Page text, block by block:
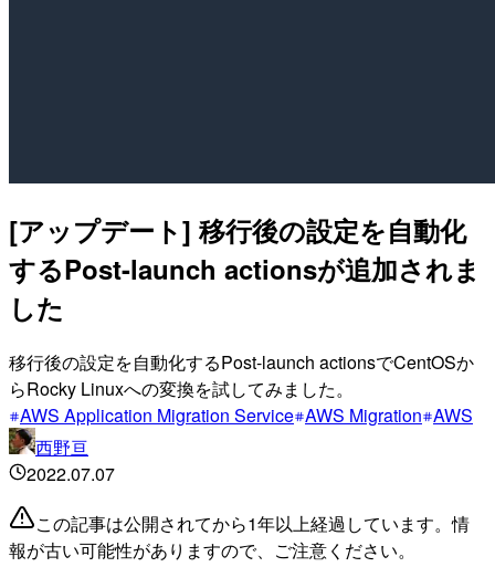
[アップデート] 移行後の設定を自動化
するPost-launch actionsが追加されま
した
移行後の設定を自動化するPost-launch actionsでCentOSか
らRocky Linuxへの変換を試してみました。
AWS Application Migration Service AWS Migration AWS
西野亘
2022.07.07
この記事は公開されてから1年以上経過しています。情
報が古い可能性がありますので、ご注意ください。